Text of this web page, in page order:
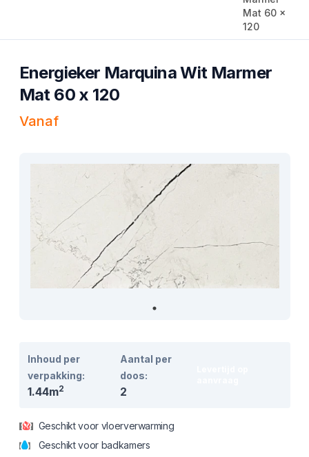
Mat 60 x
120
Energieker Marquina Wit Marmer
Mat 60 x 120
Vanaf
Inhoud per
verpakking:
1.44m2
Aantal per
doos:
2
Geschikt voor vloerverwarming
Geschikt voor badkamers